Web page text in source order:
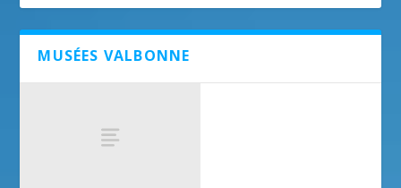
MUSÉES VALBONNE